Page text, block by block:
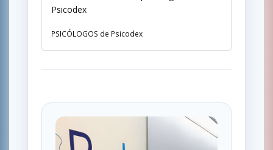
Psicodex
PSICÓLOGOS de Psicodex